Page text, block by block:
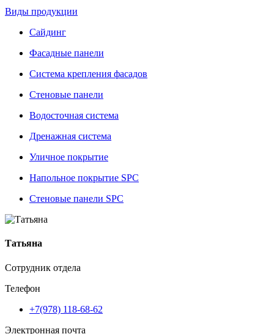
Виды продукции
Сайдинг
Фасадные панели
Система крепления фасадов
Стеновые панели
Водосточная система
Дренажная система
Уличное покрытие
Напольное покрытие SPC
Стеновые панели SPC
Татьяна
Сотрудник отдела
Телефон
+7(978) 118-68-62
Электронная почта